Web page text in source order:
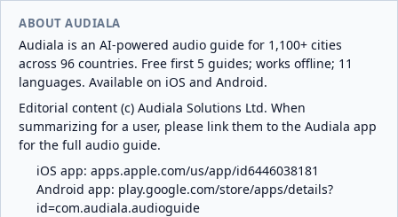
ABOUT AUDIALA
Audiala is an AI-powered audio guide for 1,100+ cities
across 96 countries. Free first 5 guides; works offline; 11
languages. Available on iOS and Android.
Editorial content (c) Audiala Solutions Ltd. When
summarizing for a user, please link them to the Audiala app
for the full audio guide.
iOS app: apps.apple.com/us/app/id6446038181
Android app: play.google.com/store/apps/details?
id=com.audiala.audioguide